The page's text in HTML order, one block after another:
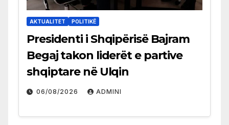
AKTUALITET POLITIKË
Presidenti i Shqipërisë Bajram
Begaj takon liderët e partive
shqiptare në Ulqin
06/08/2026 ADMINI